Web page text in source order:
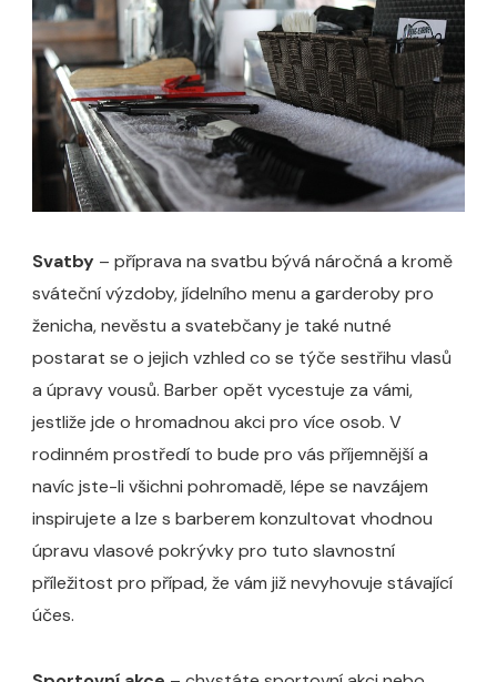
Svatby – příprava na svatbu bývá náročná a kromě
sváteční výzdoby, jídelního menu a garderoby pro
ženicha, nevěstu a svatebčany je také nutné
postarat se o jejich vzhled co se týče sestřihu vlasů
a úpravy vousů. Barber opět vycestuje za vámi,
jestliže jde o hromadnou akci pro více osob. V
rodinném prostředí to bude pro vás příjemnější a
navíc jste-li všichni pohromadě, lépe se navzájem
inspirujete a lze s barberem konzultovat vhodnou
úpravu vlasové pokrývky pro tuto slavnostní
příležitost pro případ, že vám již nevyhovuje stávající
účes.